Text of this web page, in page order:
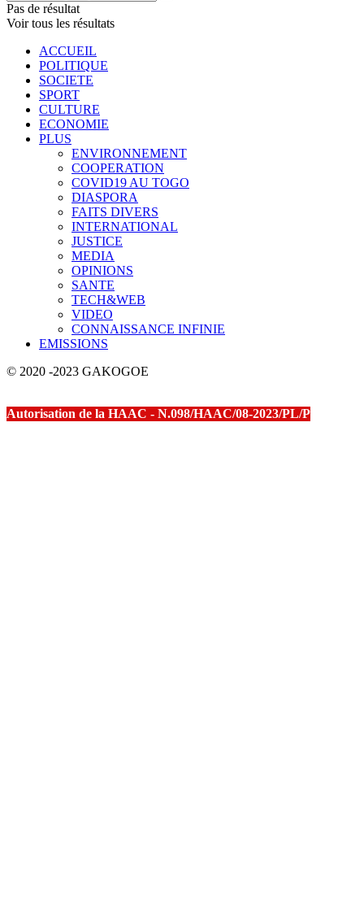
Pas de résultat
Voir tous les résultats
ACCUEIL
POLITIQUE
SOCIETE
SPORT
CULTURE
ECONOMIE
PLUS
ENVIRONNEMENT
COOPERATION
COVID19 AU TOGO
DIASPORA
FAITS DIVERS
INTERNATIONAL
JUSTICE
MEDIA
OPINIONS
SANTE
TECH&WEB
VIDEO
CONNAISSANCE INFINIE
EMISSIONS
© 2020 -2023 GAKOGOE
Autorisation de la HAAC - N.098/HAAC/08-2023/PL/P